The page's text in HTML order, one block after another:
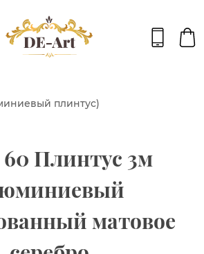
плинтус)
60 Плинтус 3м
матовое